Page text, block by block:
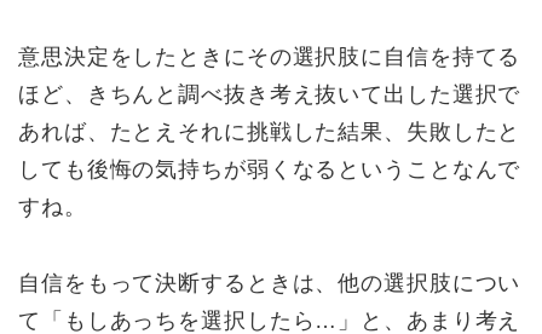
意思決定をしたときにその選択肢に自信を持てる
ほど、きちんと調べ抜き考え抜いて出した選択で
あれば、たとえそれに挑戦した結果、失敗したと
しても後悔の気持ちが弱くなるということなんで
すね。
自信をもって決断するときは、他の選択肢につい
て「 もしあっちを選択したら…」と、あまり考え